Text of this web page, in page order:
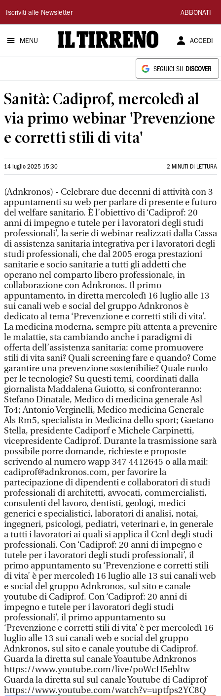
Il
Tirreno
Iscriviti alle Newsletter ABBONATI
MENU ACCEDI
SEGUICI SU DISCOVER
Sanità: Cadiprof, mercoledì al
via primo webinar 'Prevenzione
e corretti stili di vita'
14 luglio 2025 15:30 2 MINUTI DI LETTURA
(Adnkronos) - Celebrare due decenni di attività con 3
appuntamenti su web per parlare di presente e futuro
del welfare sanitario. È l’obiettivo di ‘Cadiprof: 20
anni di impegno e tutele per i lavoratori degli studi
professionali’, la serie di webinar realizzati dalla Cassa
di assistenza sanitaria integrativa per i lavoratori degli
studi professionali, che dal 2005 eroga prestazioni
sanitarie e socio sanitarie a tutti gli addetti che
operano nel comparto libero professionale, in
collaborazione con Adnkronos. Il primo
appuntamento, in diretta mercoledì 16 luglio alle 13
sui canali web e social del gruppo Adnkronos è
dedicato al tema ‘Prevenzione e corretti stili di vita’.
La medicina moderna, sempre più attenta a prevenire
le malattie, sta cambiando anche i paradigmi di
offerta dell’assistenza sanitaria: come promuovere
stili di vita sani? Quali screening fare e quando? Come
garantire una prevenzione sostenibilie? Quale ruolo
per le tecnologie? Su questi temi, coordinati dalla
giornalista Maddalena Guiotto, si confronteranno:
Stefano Dinatale, Medico di medicina generale Asl
To4; Antonio Verginelli, Medico medicina Generale
Als Rm5, specialista in Medicina dello sport; Gaetano
Stella, presidente Cadiporf e Michele Carpinetti,
vicepresidente Cadiprof. Durante la trasmissione sarà
possibile porre domande, richieste e proposte
scrivendo al numero wapp 347 4412645 o alla mail:
cadiprof@adnkronos.com, per favorire la
partecipazione di dipendenti e collaboratori di studi
professionali di architetti, avvocati, commercialisti,
consulenti del lavoro, dentisti, geologi, medici
generici e specialistici, laboratori di analisi, notai,
ingegneri, psicologi, pediatri, veterinari e, in generale
a tutti i lavoratori ai quali si applica il Ccnl degli studi
professionali. Con ‘Cadiprof: 20 anni di impegno e
tutele per i lavoratori degli studi professionali’, il
primo appuntamento su ‘Prevenzione e corretti stili
di vita’ è per mercoledì 16 luglio alle 13 sui canali web
e social del gruppo Adnkronos, sul sito e canale
youtube di Cadiprof. Con ‘Cadiprof: 20 anni di
impegno e tutele per i lavoratori degli studi
professionali’, il primo appuntamento su
‘Prevenzione e corretti stili di vita’ è per mercoledì 16
luglio alle 13 sui canali web e social del gruppo
Adnkronos, sul sito e canale youtube di Cadiprof.
Guarda la diretta sul canale Yoautube Adnkronos
https://www.youtube.com/live/poWcH5ebltw
Guarda la diretta sul sul canale Youtube di Cadiprof
https://www.youtube.com/watch?v=uptfps2YC8Q